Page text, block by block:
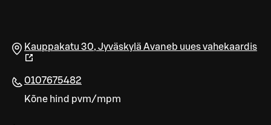
Kauppakatu 30, Jyväskylä Avaneb uues vahekaardis
0107675482
Kõne hind pvm/mpm